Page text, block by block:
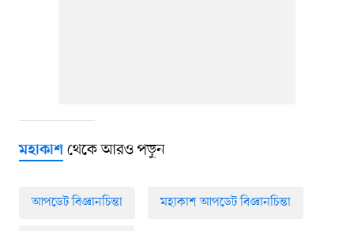
মহাকাশথেকে আরও পড়ুন
আপডেট বিজ্ঞানচিন্তা মহাকাশ আপডেট বিজ্ঞানচিন্তা